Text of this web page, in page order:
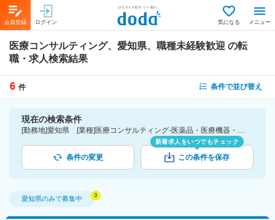
会員登録 ログイン 気になる メニュー
医療コンサルティング、愛知県、職種未経験歓迎 の転
職・求人検索結果
6 件 条件で並び替え
現在の検索条件
[勤務地]愛知県 [業種]医療コンサルティング-医薬品・医療機器・ライフサイエンス・医療系サービス [こだわり条件ピックアップ]職種未経験歓迎 [詳細条件](募集・採用情報)職種未経験歓迎
条件の変更
新着求人をいつでもチェック
この条件を保存
愛知県のみで募集中